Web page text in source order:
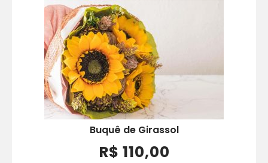
Buquê de Girassol
R$ 110,00